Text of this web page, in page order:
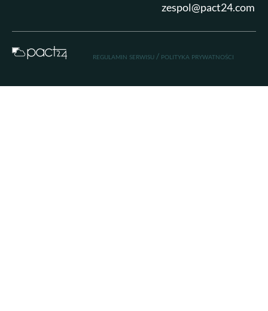
zespol@pact24.com
regulamin serwisu / polityka prywatności